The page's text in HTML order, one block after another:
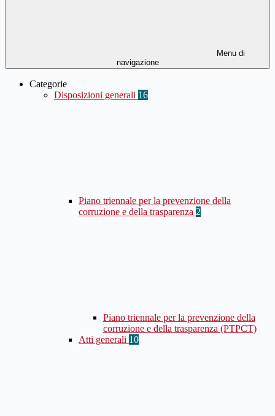
Menu di
navigazione
Categorie
Disposizioni generali 16
Piano triennale per la prevenzione della
corruzione e della trasparenza 2
Piano triennale per la prevenzione della
corruzione e della trasparenza (PTPCT)
Atti generali 10